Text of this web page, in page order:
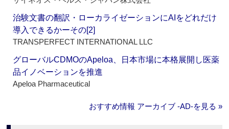
治験文書の翻訳・ローカライゼーションにAIをどれだけ
導入できるかーその[2]
TRANSPERFECT INTERNATIONAL LLC
グローバルCDMOのApeloa、日本市場に本格展開し医薬
品イノベーションを推進
Apeloa Pharmaceutical
おすすめ情報 アーカイブ ‐AD‐を見る »